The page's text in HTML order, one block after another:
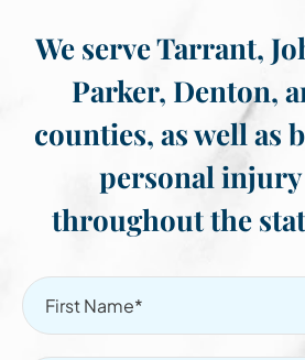
We serve Tarrant,
Parker, Denton,
counties, as well as
personal
throughout the